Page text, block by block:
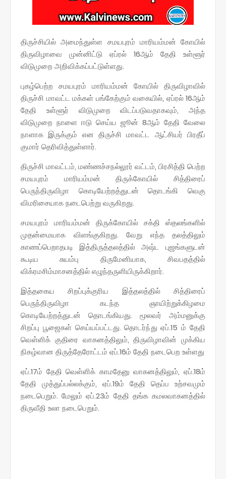
திருச்சியில் அமைந்துள்ள சமயபுரம் மாரியம்மன் கோயில்
திருவிழாவை முன்னிட்டு ஏப்ரல் 16ஆம் தேதி உள்ளூர்
விடுமுறை அறிவிக்கப்பட்டுள்ளது.
புகழ்பெற்ற சமயபுரம் மாரியம்மன் கோயில் திருவிழாவில்
திருச்சி மாவட்ட மக்கள் பங்கேற்கும் வகையில், ஏப்ரல் 16ஆம்
தேதி உள்ளூர் விடுமுறை விடப்படுவதாகவும், அந்த
விடுமுறை நாளை ஈடு செய்ய ஜூன் 8ஆம் தேதி வேலை
நாளாக இருக்கும் என திருச்சி மாவட்ட ஆட்சியர் பிரதீப்
குமார் தெரிவித்துள்ளார்.
திருச்சி மாவட்டம், மண்ணச்சநல்லூர் வட்டம், பிரசித்தி பெற்ற
சமயபுரம் மாரியம்மன் திருக்கோயில் சித்திரைப்
பெருந்திருவிழா கொடியேற்றத்துடன் தொடங்கி வெகு
விமரிசையாக நடைபெற்று வருகிறது.
சமயபுரம் மாரியம்மன் திருக்கோயில் சக்தி ஸ்தலங்களில்
முதன்மையாக விளங்குகிறது. வேறு எந்த தலத்திலும்
காணப்பெறாதபடி இத்திருத்தலத்தில் அஷ்ட புஜங்களுடன்
கூடிய சுயம்பு திருமேனியாக, சிவபதத்தில்
விக்ரமசிம்மாசனத்தில் எழுந்தருளியிருக்கிறார்.
இத்தகைய சிறப்புக்குரிய இத்தலத்தில் சித்திரைப்
பெருந்திருவிழா கடந்த ஞாயிற்றுக்கிழமை
கொடியேற்றத்துடன் தொடங்கியது. மூலவர் அம்மனுக்கு
சிறப்பு பூஜைகள் செய்யப்பட்டது. தொடர்ந்து ஏப்.15 ம் தேதி
வெள்ளிக் குதிரை வாகனத்திலும், திருவிழாவின் முக்கிய
நிகழ்வான திருத்தேரோட்டம் ஏப்.16ம் தேதி நடைபெற உள்ளது
ஏப்.17ம் தேதி வெள்ளிக் காமதேனு வாகனத்திலும், ஏப்.18ம்
தேதி முத்துப்பல்லக்கும், ஏப்.19ம் தேதி தெப்ப உற்சவமும்
நடைபெறும். மேலும் ஏப்.23ம் தேதி தங்க கமலவாகனத்தில்
திருவீதி உலா நடைபெறும்.